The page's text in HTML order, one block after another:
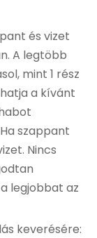
és vizet
A legtöbb
mint 1 rész
a kívánt
szappant
Nincs
legjobbat az
keverésére: